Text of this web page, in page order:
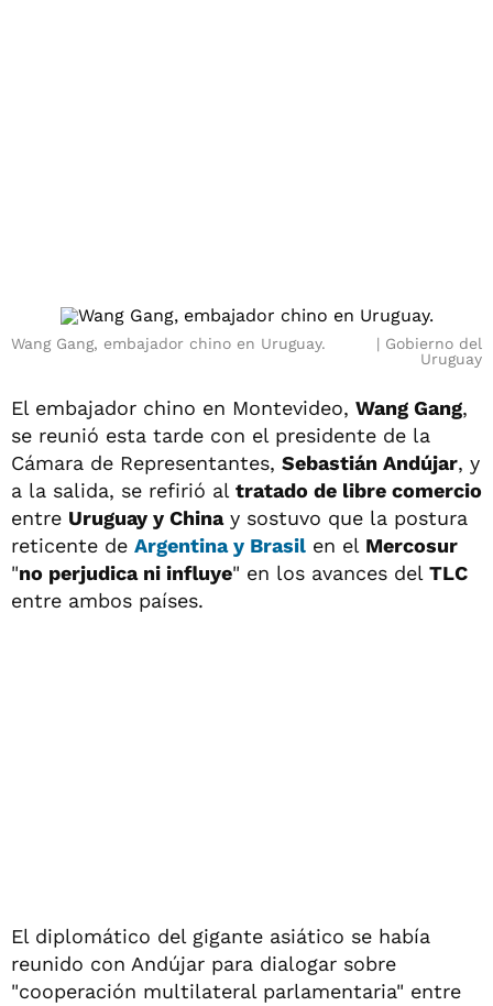
Wang Gang, embajador chino en Uruguay.
Gobierno del
Uruguay
El embajador chino en Montevideo, Wang Gang,
se reunió esta tarde con el presidente de la
Cámara de Representantes, Sebastián Andújar, y
a la salida, se refirió al tratado de libre comercio
entre Uruguay y Chinay sostuvo que la postura
reticente de Argentina y Brasil en el Mercosur
"no perjudica ni influye" en los avances del TLC
entre ambos países.
El diplomático del gigante asiático se había
reunido con Andújar para dialogar sobre
"cooperación multilateral parlamentaria" entre